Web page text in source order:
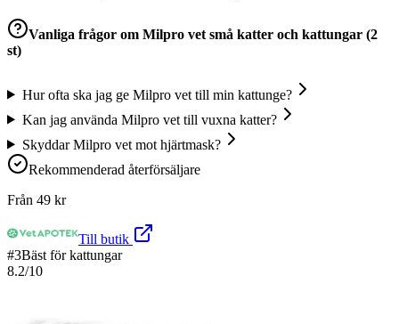
Vanliga frågor om Milpro vet små katter och kattungar (2
st)
Hur ofta ska jag ge Milpro vet till min kattunge?
Kan jag använda Milpro vet till vuxna katter?
Skyddar Milpro vet mot hjärtmask?
Rekommenderad återförsäljare
Från 49 kr
Till butik
#3Bäst för kattungar
8.2/10